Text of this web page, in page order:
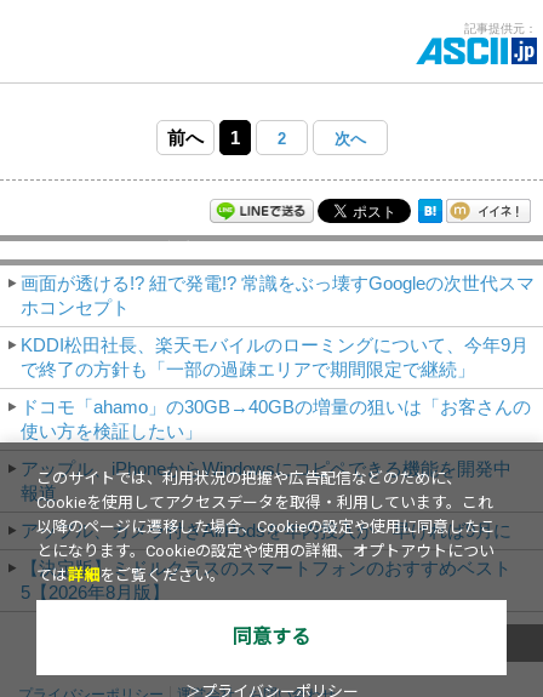
記事提供元：
前へ 1 2 次へ
画面が透ける!? 紐で発電!? 常識をぶっ壊すGoogleの次世代スマ
ホコンセプト
KDDI松田社長、楽天モバイルのローミングについて、今年9月
で終了の方針も「一部の過疎エリアで期間限定で継続」
ドコモ「ahamo」の30GB→40GBの増量の狙いは「お客さんの
使い方を検証したい」
アップル、iPhoneからWindowsにコピペできる機能を開発中
報道
アップル、カメラ付きAirPodsを年内投入か 早ければ9月に
【決定版】ミドルクラスのスマートフォンのおすすめベスト
5【2026年8月版】
これまでのNews
このサイトでは、利用状況の把握や広告配信などのために、
Cookieを使用してアクセスデータを取得・利用しています。これ
以降のページに遷移した場合、Cookieの設定や使用に同意したこ
とになります。Cookieの設定や使用の詳細、オプトアウトについ
ては詳細をご覧ください。
同意する
＞プライバシーポリシー